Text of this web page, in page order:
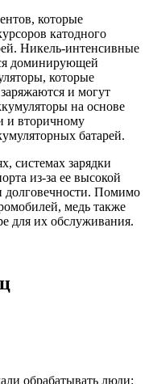
которые
катодного
Никель-интенсивные
доминирующей
которые
и могут
на основе
и вторичному
батарей.
системах зарядки
из-за ее высокой
долговечности. Помимо
медь также
для их обслуживания.
обрабатывать люди: